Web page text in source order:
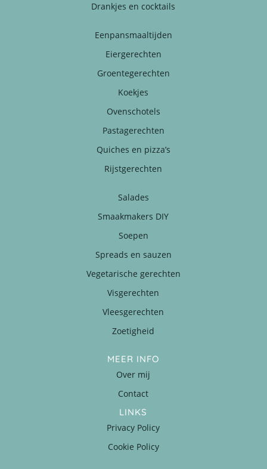
Drankjes en cocktails
Eenpansmaaltijden
Eiergerechten
Groentegerechten
Koekjes
Ovenschotels
Pastagerechten
Quiches en pizza’s
Rijstgerechten
Salades
Smaakmakers DIY
Soepen
Spreads en sauzen
Vegetarische gerechten
Visgerechten
Vleesgerechten
Zoetigheid
MEER INFO
Over mij
Contact
LINKS
Privacy Policy
Cookie Policy